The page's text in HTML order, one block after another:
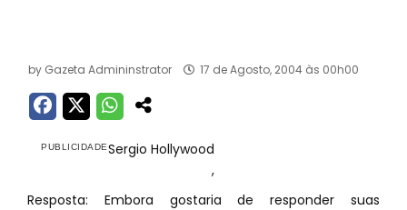
by Gazeta Admininstrator 17 de Agosto, 2004 às 00h00
Sergio Hollywood
,
Resposta: Embora gostaria de responder suas